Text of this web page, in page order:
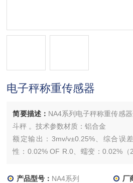
电子秤称重传感器
简要描述： NA4系列电子秤称重传感
斗秤 。技术参数材质：铝合金
额定输出：3mv/v±0.25%、综合误
性：0.02% OF R.0、蠕变：0.02%
产品型号： NA4系列 厂